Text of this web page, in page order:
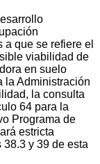
que se refiere el
viabilidad de
en suelo
la Administración
la consulta
64 para la
Programa de
estricta
y 39 de esta